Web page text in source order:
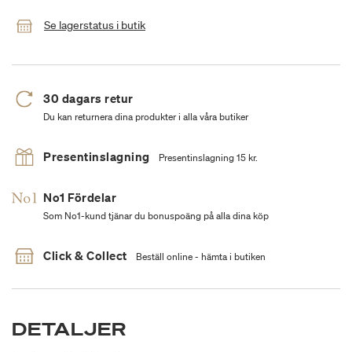
Se lagerstatus i butik
30 dagars retur
Du kan returnera dina produkter i alla våra butiker
Presentinslagning Presentinslagning 15 kr.
No1 Fördelar
Som No1-kund tjänar du bonuspoäng på alla dina köp
Click & Collect Beställ online - hämta i butiken
DETALJER